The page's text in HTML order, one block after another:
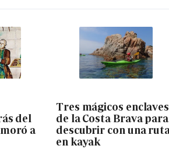
del
a
Tres mágicos enclaves
de la Costa Brava para
descubrir con una
en kayak